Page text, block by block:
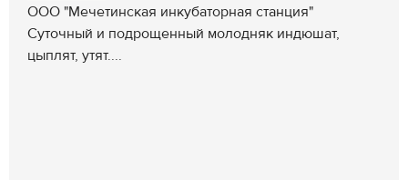
ООО "Мечетинская инкубаторная станция"
Суточный и подрощенный молодняк индюшат,
цыплят, утят....